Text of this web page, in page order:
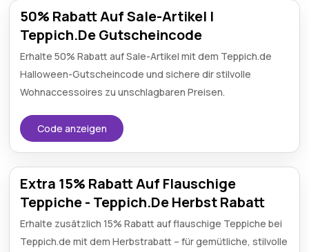
50% Rabatt Auf Sale-Artikel |
Teppich.De Gutscheincode
Erhalte 50% Rabatt auf Sale-Artikel mit dem Teppich.de
Halloween-Gutscheincode und sichere dir stilvolle
Wohnaccessoires zu unschlagbaren Preisen.
Code anzeigen
Extra 15% Rabatt Auf Flauschige
Teppiche - Teppich.De Herbst Rabatt
Erhalte zusätzlich 15% Rabatt auf flauschige Teppiche bei
Teppich.de mit dem Herbstrabatt – für gemütliche, stilvolle